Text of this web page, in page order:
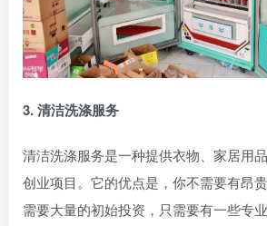
3. 清洁洗涤服务
清洁洗涤服务是一种提供衣物、家居用
创业项目。它的优点是，你不需要有昂
需要大量的初始投资，只需要有一些专